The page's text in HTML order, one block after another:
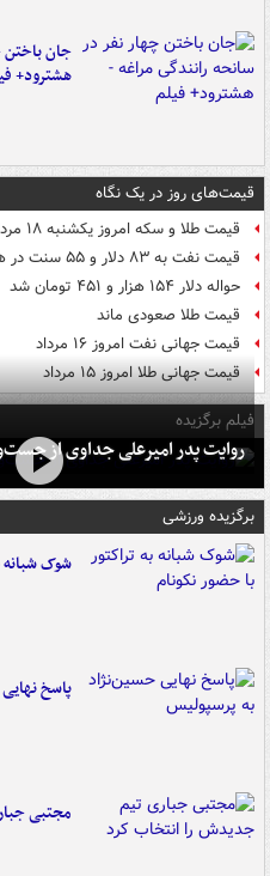
جان باختن
هشترود+
قیمت‌های روز در یک نگاه
قیمت طلا و سکه امروز یکشنبه ۱۸ مرداد ۱۴۰۵
قیمت نفت به ۸۳ دلار و ۵۵ سنت در هر بشکه رسید
حواله دلار ۱۵۴ هزار و ۴۵۱ تومان شد
قیمت طلا صعودی ماند
قیمت جهانی نفت امروز ۱۶ مرداد
قیمت جهانی طلا امروز ۱۵ مرداد
فیلم برگزیده
روایت پدر امیرعلی جداوی از
برگزیده ورزشی
شوک شبانه
پاسخ
مجتبی